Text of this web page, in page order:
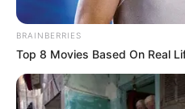
BRAINBERRIES
Top 8 Movies Based On Real